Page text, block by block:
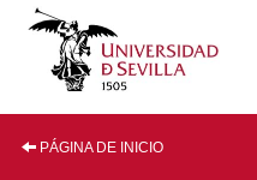
PÁGINA DE INICIO